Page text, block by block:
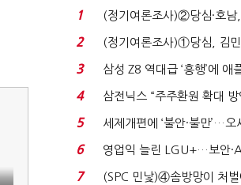
1
(정기여론조사)②당심·호남
청래 '초접전'...
2
(정기여론조사)①당심, 김민
'초접전'…대통령 ...
3
삼성 Z8 역대급 ‘흥행’에 애
목…9월 ‘폴...
4
삼전닉스 “주주환원 확대
로이터에 성명...
5
세제개편에 ‘불안·불만’…오
세 구하기 더 ...
6
영업익 늘린 LGU+…보안
업 드라이브'...
7
(SPC 민낯)④솜방망이 처벌